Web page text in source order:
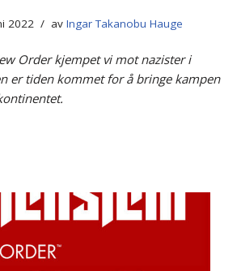
2022 av Ingar Takanobu Hauge
Order kjempet vi mot nazister i
er tiden kommet for å bringe kampen